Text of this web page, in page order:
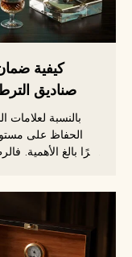
كيفية
صناديق
بالنسبة لعلامات
الحفاظ على
أمرًا بالغ الأهمية.